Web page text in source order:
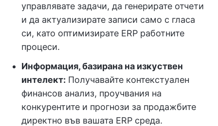
управлявате задачи, да генерирате отчети
и да актуализирате записи само с гласа
си, като оптимизирате ERP работните
процеси.
Информация, базирана на изкуствен
интелект: Получавайте контекстуален
финансов анализ, проучвания на
конкурентите и прогнози за продажбите
директно във вашата ERP среда.